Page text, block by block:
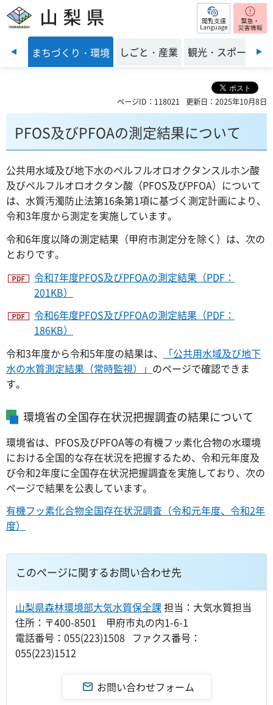
山梨県 閲覧支援
祉 まちづくり・環境 しごと・産業 観光・スポーツ
ページID：118021 更新日：2025年10月8日
PFOS及びPFOAの測定結果について
公共用水域及び地下水のペルフルオロオクタンスルホン酸
及びペルフルオロオクタン酸（PFOS及びPFOA）について
は、水質汚濁防止法第16条第1項に基づく測定計画により、
令和3年度から測定を実施しています。
令和6年度以降の測定結果（甲府市測定分を除く）は、次の
とおりです。
令和7年度PFOS及びPFOAの測定結果（PDF：
201KB）
令和6年度PFOS及びPFOAの測定結果（PDF：
186KB）
令和3年度から令和5年度の結果は、
「公共用水域及び地下
水の水質測定結果（常時監視）」 のページで確認できま
す。
環境省の全国存在状況把握調査の結果について
環境省は、PFOS及びPFOA等の有機フッ素化合物の水環境
における全国的な存在状況を把握するため、令和元年度及
び令和2年度に全国存在状況把握調査を実施しており、次の
ページで結果を公表しています。
有機フッ素化合物全国存在状況調査（令和元年度、令和2年
度）
このページに関するお問い合わせ先
山梨県森林環境部大気水質保全課担当：大気水質担当
住所：〒400-8501 甲府市丸の内1-6-1
電話番号：055(223)1508 ファクス番号：
055(223)1512